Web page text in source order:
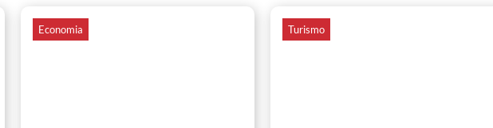
Economia Turismo